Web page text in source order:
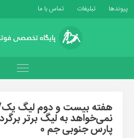
پیوندها تبلیغات تماس با ما
هفته بیست و دوم لیگ
پارس جنوبی جم 0